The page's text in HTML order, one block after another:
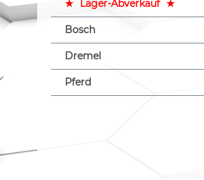
★ Lager-Abverkauf ★
Bosch
Dremel
Pferd